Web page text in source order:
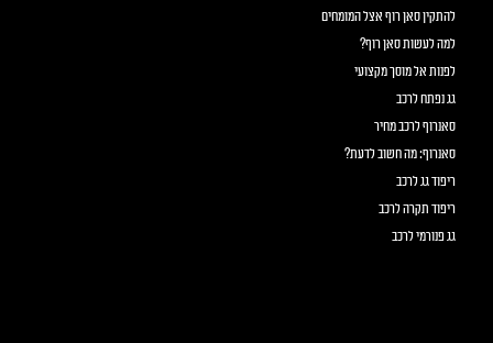
להתקין סאן רוף אצל המומחים
למה לעשות סאן רוף?
לפנות אל מוסך מקצועי
גג נפתח לרכב
סאנרוף לרכב מחיר
סאנרוף: מה חשוב לדעת?
ריפוד גג לרכב
ריפוד תקרה לרכב
גג פנורמי לרכב